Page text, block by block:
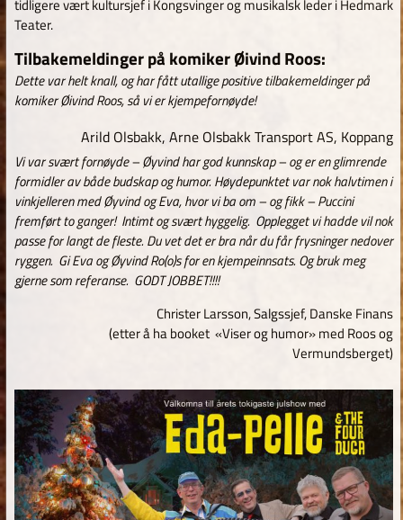
tidligere vært kultursjef i Kongsvinger og musikalsk leder i Hedmark
Teater.
Tilbakemeldinger på komiker Øivind Roos:
Dette var helt knall, og har fått utallige positive tilbakemeldinger på
komiker Øivind Roos, så vi er kjempefornøyde!
Arild Olsbakk, Arne Olsbakk Transport AS, Koppang
Vi var svært fornøyde – Øyvind har god kunnskap – og er en glimrende
formidler av både budskap og humor. Høydepunktet var nok halvtimen i
vinkjelleren med Øyvind og Eva, hvor vi ba om – og fikk – Puccini
fremført to ganger! Intimt og svært hyggelig. Opplegget vi hadde vil nok
passe for langt de fleste. Du vet det er bra når du får frysninger nedover
ryggen. Gi Eva og Øyvind Ro(o)s for en kjempeinnsats. Og bruk meg
gjerne som referanse. GODT JOBBET!!!!
Christer Larsson, Salgssjef, Danske Finans
(etter å ha booket «Viser og humor» med Roos og
Vermundsberget)